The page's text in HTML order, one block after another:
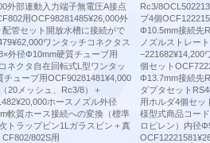
外部連動入力端子無電圧A接点
用OCF98281485¥26,000外
管セット開放水槽に接続がで
ワンタッチコネクタス
外径Φ10mm硬質チューブ用
ネクタ自在回転式L型ワンタッ
ューブ用OCF90281481¥4,000
20メッシュ、Rc3/8）＋
ホースノズル外径
質ホース接続への変換（標準
トラップビン1Lガラスビン＋真
802S用
Rc3/
プ4個
Φ10.5mm接続先
ノズルストレー
−221682¥14,200
個セット
Φ13.7mm接続先
ダプタセット
用ホルダ4個セッ
様型式商品コー
ロピレン）内径